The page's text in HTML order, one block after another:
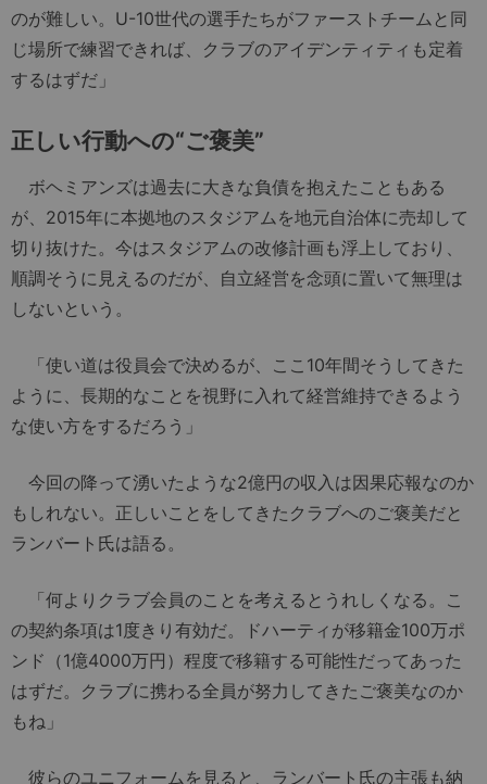
のが難しい。U-10世代の選手たちがファーストチームと同
じ場所で練習できれば、クラブのアイデンティティも定着
するはずだ」
正しい行動への“ご褒美”
ボヘミアンズは過去に大きな負債を抱えたこともある
が、2015年に本拠地のスタジアムを地元自治体に売却して
切り抜けた。今はスタジアムの改修計画も浮上しており、
順調そうに見えるのだが、自立経営を念頭に置いて無理は
しないという。
「使い道は役員会で決めるが、ここ10年間そうしてきた
ように、長期的なことを視野に入れて経営維持できるよう
な使い方をするだろう」
今回の降って湧いたような2億円の収入は因果応報なのか
もしれない。正しいことをしてきたクラブへのご褒美だと
ランバート氏は語る。
「何よりクラブ会員のことを考えるとうれしくなる。こ
の契約条項は1度きり有効だ。ドハーティが移籍金100万ポ
ンド（1億4000万円）程度で移籍する可能性だってあった
はずだ。クラブに携わる全員が努力してきたご褒美なのか
もね」
彼らのユニフォームを見ると、ランバート氏の主張も納